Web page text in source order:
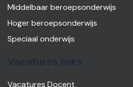
Middelbaar beroepsonderwijs
Hoger beroepsonderwijs
Speciaal onderwijs
Vacatures Docent